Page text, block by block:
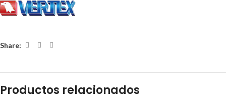
Share:
Productos relacionados